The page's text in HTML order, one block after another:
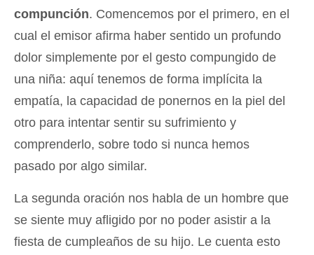
compunción. Comencemos por el primero, en el
cual el emisor afirma haber sentido un profundo
dolor simplemente por el gesto compungido de
una niña: aquí tenemos de forma implícita la
empatía, la capacidad de ponernos en la piel del
otro para intentar sentir su sufrimiento y
comprenderlo, sobre todo si nunca hemos
pasado por algo similar.
La segunda oración nos habla de un hombre que
se siente muy afligido por no poder asistir a la
fiesta de cumpleaños de su hijo. Le cuenta esto